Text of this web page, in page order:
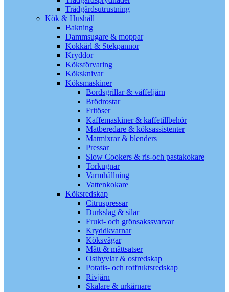
Trädgårdsutrustning
Kök & Hushåll
Bakning
Dammsugare & moppar
Kokkärl & Stekpannor
Kryddor
Köksförvaring
Köksknivar
Köksmaskiner
Bordsgrillar & våffeljärn
Brödrostar
Fritöser
Kaffemaskiner & kaffetillbehör
Matberedare & köksassistenter
Matmixrar & blenders
Pressar
Slow Cookers & ris-och pastakokare
Torkugnar
Varmhållning
Vattenkokare
Köksredskap
Citruspressar
Durkslag & silar
Frukt- och grönsakssvarvar
Kryddkvarnar
Köksvågar
Mått & måttsatser
Osthyvlar & ostredskap
Potatis- och rotfruktsredskap
Rivjärn
Skalare & urkärnare